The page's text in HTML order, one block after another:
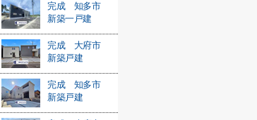
完成 知多市
新築一戸建
完成 大府市
新築戸建
完成 知多市
新築戸建